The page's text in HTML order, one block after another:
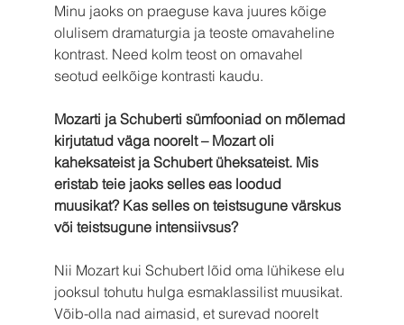
Minu jaoks on praeguse kava juures kõige
olulisem dramaturgia ja teoste omavaheline
kontrast. Need kolm teost on omavahel
seotud eelkõige kontrasti kaudu.
Mozarti ja Schuberti sümfooniad on mõlemad
kirjutatud väga noorelt – Mozart oli
kaheksateist ja Schubert üheksateist. Mis
eristab teie jaoks selles eas loodud
muusikat? Kas selles on teistsugune värskus
või teistsugune intensiivsus?
Nii Mozart kui Schubert lõid oma lühikese elu
jooksul tohutu hulga esmaklassilist muusikat.
Võib-olla nad aimasid, et surevad noorelt